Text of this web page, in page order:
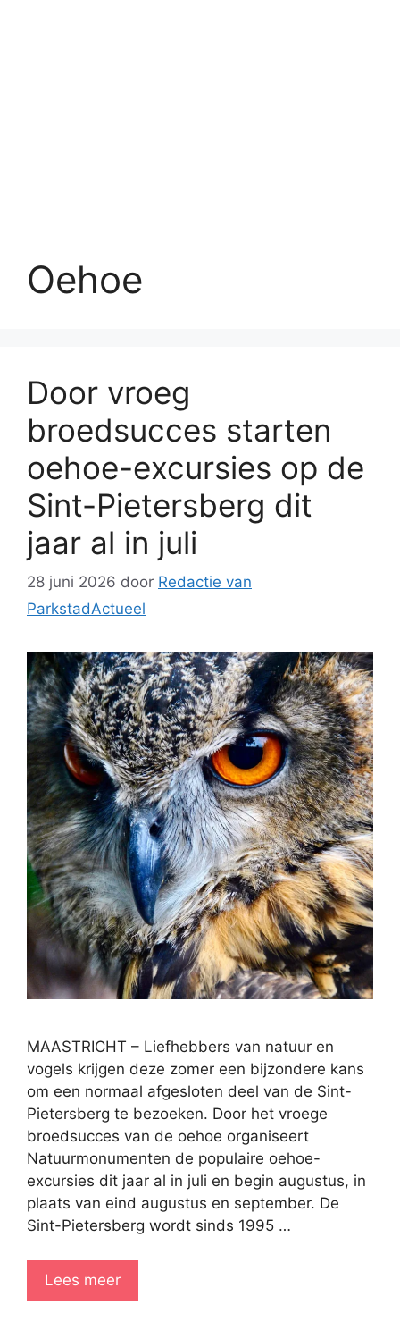
Oehoe
Door vroeg
broedsucces starten
oehoe-excursies op de
Sint-Pietersberg dit
jaar al in juli
28 juni 2026 door Redactie van
ParkstadActueel
MAASTRICHT – Liefhebbers van natuur en
vogels krijgen deze zomer een bijzondere kans
om een normaal afgesloten deel van de Sint-
Pietersberg te bezoeken. Door het vroege
broedsucces van de oehoe organiseert
Natuurmonumenten de populaire oehoe-
excursies dit jaar al in juli en begin augustus, in
plaats van eind augustus en september. De
Sint-Pietersberg wordt sinds 1995 …
Lees meer